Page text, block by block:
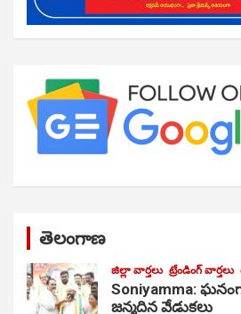
తెలంగాణ
జిల్లా వార్తలు ట్రేండింగ్ వార్తలు
Soniyamma:
జ‌న్మ‌దిన వేడుక‌లు